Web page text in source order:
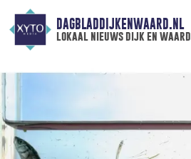
DAGBLADDIJKENWAARD.NL
lokaal nieuws dijk en waard